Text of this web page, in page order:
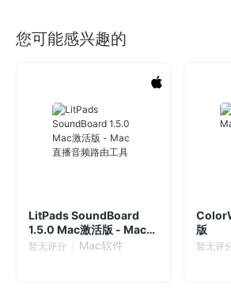
您可能感兴趣的
LitPads SoundBoard
1.5.0 Mac激活版 - Mac直
播音频路由工具
暂无评分 Mac软件
版
暂无评